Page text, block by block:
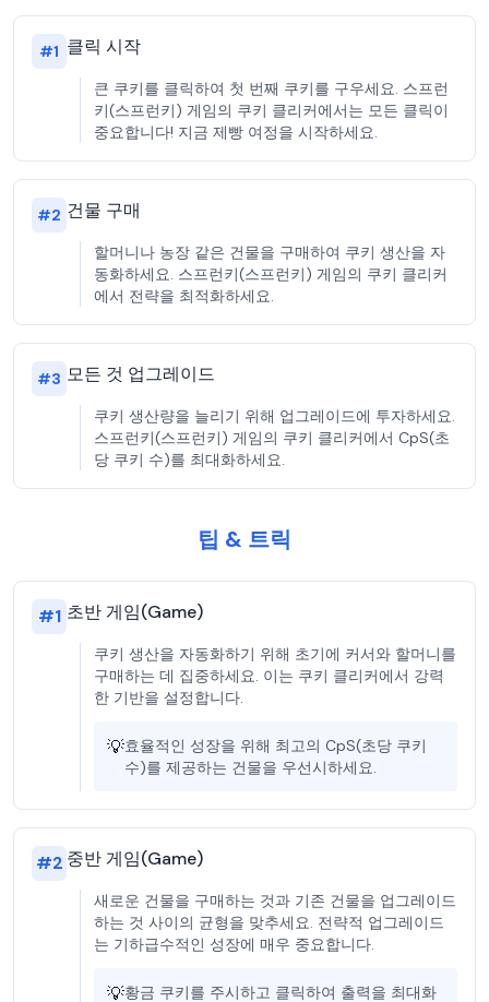
#1 클릭 시작
큰 쿠키를 클릭하여 첫 번째 쿠키를 구우세요. 스프런
키(스프런키) 게임의 쿠키 클리커에서는 모든 클릭이
중요합니다! 지금 제빵 여정을 시작하세요.
#2 건물 구매
할머니나 농장 같은 건물을 구매하여 쿠키 생산을 자
동화하세요. 스프런키(스프런키) 게임의 쿠키 클리커
에서 전략을 최적화하세요.
#3 모든 것 업그레이드
쿠키 생산량을 늘리기 위해 업그레이드에 투자하세요.
스프런키(스프런키) 게임의 쿠키 클리커에서 CpS(초
당 쿠키 수)를 최대화하세요.
팁 & 트릭
#1 초반 게임(Game)
쿠키 생산을 자동화하기 위해 초기에 커서와 할머니를
구매하는 데 집중하세요. 이는 쿠키 클리커에서 강력
한 기반을 설정합니다.
💡효율적인 성장을 위해 최고의 CpS(초당 쿠키
수)를 제공하는 건물을 우선시하세요.
#2 중반 게임(Game)
새로운 건물을 구매하는 것과 기존 건물을 업그레이드
하는 것 사이의 균형을 맞추세요. 전략적 업그레이드
는 기하급수적인 성장에 매우 중요합니다.
💡황금 쿠키를 주시하고 클릭하여 출력을 최대화